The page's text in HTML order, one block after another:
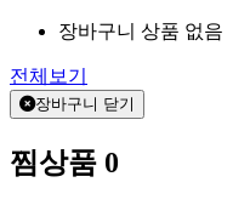
장바구니 상품 없음
전체보기
장바구니 닫기
찜상품 0